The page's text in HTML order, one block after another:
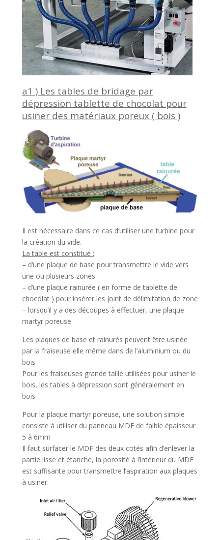
a1 ) Les tables de bridage par
dépression tablette de chocolat pour
usiner des matériaux poreux ( bois )
Il est nécessaire dans ce cas d’utiliser une turbine pour
la création du vide.
La table est constitué :
– d’une plaque de base pour transmettre le vide vers
une ou plusieurs zones
– d’une plaque rainurée ( en forme de tablette de
chocolat ) pour insérer les joint de délimitation de zone
– lorsqu’il y a des découpes à effectuer, une plaque
martyr poreuse.
Les plaques de base et rainurés peuvent être usinée
par la fraiseuse elle même dans de l’aluminium ou du
bois.
Pour les fraiseuses grande taille utilisées pour usiner le
bois, les tables à dépression sont généralement en
bois.
Pour la plaque martyr poreuse, une solution simple
consiste à utiliser du panneau MDF de faible épaisseur
5 à 6mm
Il faut surfacer le MDF des deux cotés afin d’enlever la
partie lisse et étanche, la porosité à l’intérieur du MDF
est suffisante pour transmettre l’aspiration aux plaques
à usiner.